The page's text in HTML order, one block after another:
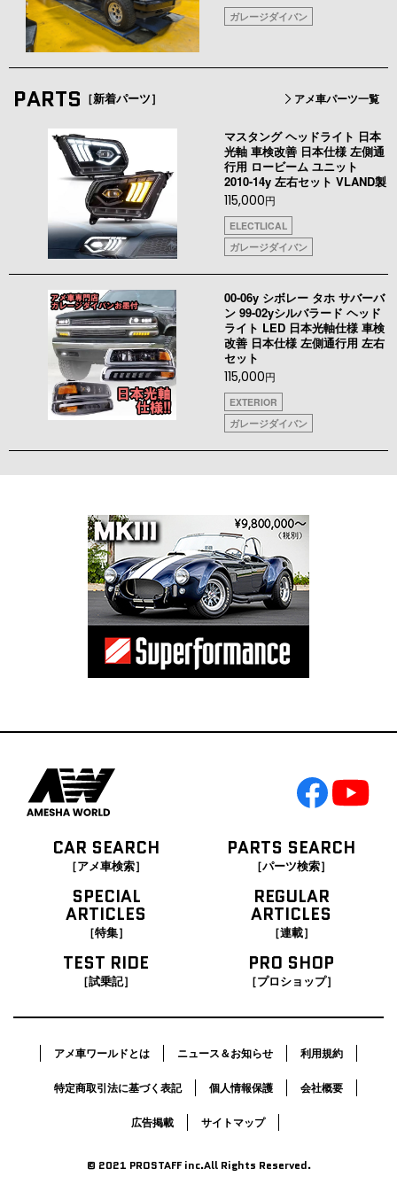
ガレージダイバン
PARTS ［新着パーツ］ アメ車パーツ一覧
マスタング ヘッドライト 日本
光軸 車検改善 日本仕様 左側通
行用 ロービーム ユニット
2010-14y 左右セット VLAND製
115,000円
ELECTLICAL
ガレージダイバン
00-06y シボレー タホ サバーバ
ン 99-02yシルバラード ヘッド
ライト LED 日本光軸仕様 車検
改善 日本仕様 左側通行用 左右
セット
115,000円
EXTERIOR
ガレージダイバン
CAR SEARCH
［アメ車検索］
PARTS SEARCH
［パーツ検索］
SPECIAL
ARTICLES
［特集］
REGULAR
ARTICLES
［連載］
TEST RIDE
［試乗記］
PRO SHOP
［プロショップ］
アメ車ワールドとは ニュース＆お知らせ 利用規約
特定商取引法に基づく表記 個人情報保護 会社概要
広告掲載 サイトマップ
© 2021 PROSTAFF inc.All Rights Reserved.